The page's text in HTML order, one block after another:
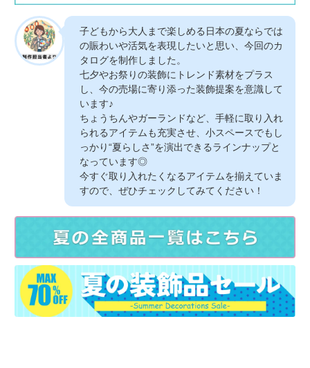
子どもから大人まで楽しめる日本の夏ならでは
の賑わいや活気を表現したいと思い、今回のカ
タログを制作しました。
七夕やお祭りの装飾にトレンド素材をプラス
し、今の売場に寄り添った装飾提案を意識して
います♪
ちょうちんやガーランドなど、手軽に取り入れ
られるアイテムも充実させ、小スペースでもし
っかり“夏らしさ”を演出できるラインナップと
なっています◎
今すぐ取り入れたくなるアイテムを揃えていま
すので、ぜひチェックしてみてください！